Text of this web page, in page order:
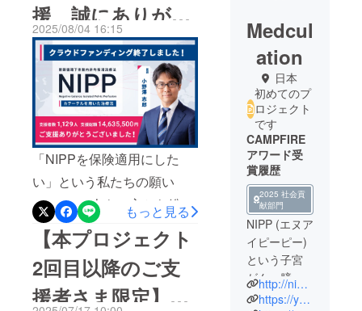
援、誠にありがと
うございました！
2025/08/04 16:15
「NIPPを保険適用にした
い」という私たちの願い
に、1,129人もの方から総額
14,635,500円ものご支援を
いただきました。皆様から
いただいたご支援・ご声援
は、これからの私たちの挑
もっと見る
【本プロジェクト
2回目以降のご支
援者さま限定】追
Medcul
ation
日本
初めてのプ
ロジェクト
です
CAMPFIRE
アワード受
賞履歴
2025 社会貢
献部門
NIPP (エヌア
イピーピー)
という子宮
がん・膀胱
がん・直腸
http://nipp.gr.jp/
https://youtu.be/GD2OJZ7X9og?si=rTM9bqsRF6H77hIf